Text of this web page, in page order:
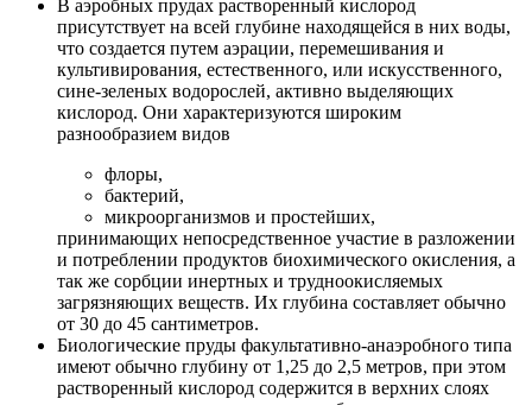
В аэробных прудах растворенный кислород
присутствует на всей глубине находящейся в них воды,
что создается путем аэрации, перемешивания и
культивирования, естественного, или искусственного,
сине-зеленых водорослей, активно выделяющих
кислород. Они характеризуются широким
разнообразием видов
флоры,
бактерий,
микроорганизмов и простейших,
принимающих непосредственное участие в разложении
и потреблении продуктов биохимического окисления, а
так же сорбции инертных и трудноокисляемых
загрязняющих веществ. Их глубина составляет обычно
от 30 до 45 сантиметров.
Биологические пруды факультативно-анаэробного типа
имеют обычно глубину от 1,25 до 2,5 метров, при этом
растворенный кислород содержится в верхних слоях